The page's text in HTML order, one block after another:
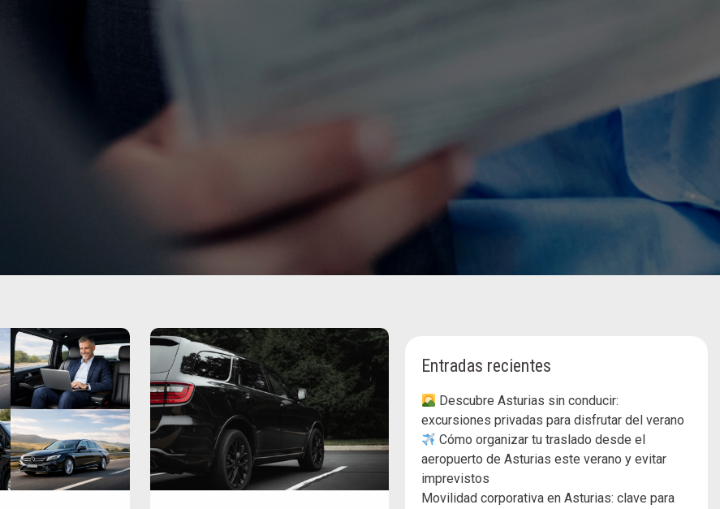
Entradas recientes
Descubre Asturias sin conducir:
excursiones privadas para disfrutar del verano
Cómo organizar tu traslado desde el
aeropuerto de Asturias este verano y evitar
imprevistos
Movilidad corporativa en Asturias: clave para